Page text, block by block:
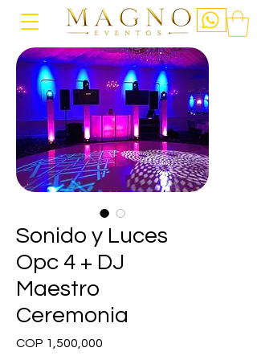
Sonido y Luces
Opc 4 + DJ
Maestro
Ceremonia
COP 1,500,000